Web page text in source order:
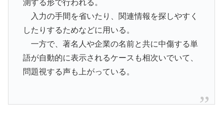
測する形で行われる。
入力の手間を省いたり、関連情報を探しやすく
したりするためなどに用いる。
一方で、著名人や企業の名前と共に中傷する単
語が自動的に表示されるケースも相次いでいて、
問題視する声も上がっている。